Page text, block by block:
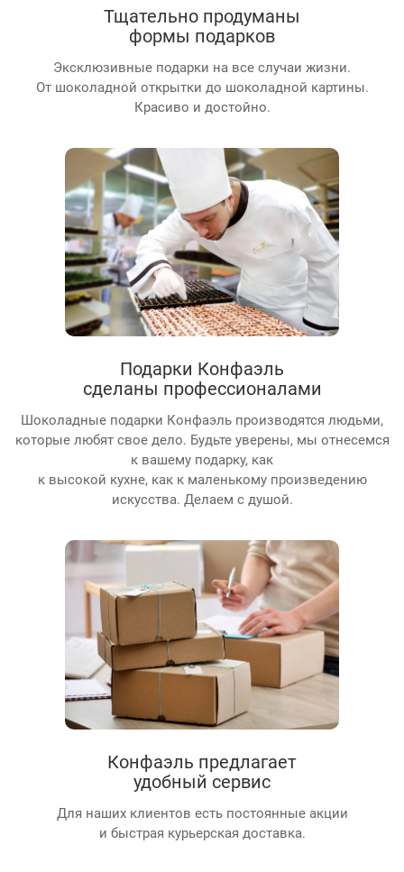
Тщательно продуманы
формы подарков
Эксклюзивные подарки на все случаи жизни.
От шоколадной открытки до шоколадной картины.
Красиво и достойно.
Подарки Конфаэль
сделаны профессионалами
Шоколадные подарки Конфаэль производятся людьми,
которые любят свое дело. Будьте уверены, мы отнесемся
к вашему подарку, как
к высокой кухне, как к маленькому произведению
искусства. Делаем с душой.
Конфаэль предлагает
удобный сервис
Для наших клиентов есть постоянные акции
и быстрая курьерская доставка.